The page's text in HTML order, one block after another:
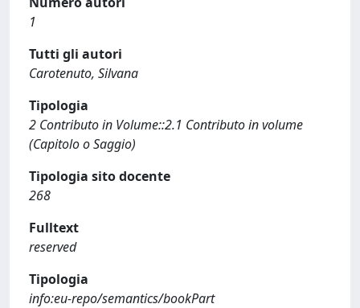
1
Tutti gli autori
Carotenuto, Silvana
Tipologia
2 Contributo in Volume::2.1 Contributo in volume
(Capitolo o Saggio)
Tipologia sito docente
268
Fulltext
reserved
Tipologia
info:eu-repo/semantics/bookPart